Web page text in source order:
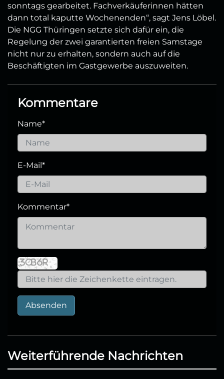
sonntags gearbeitet. Fachverkäuferinnen hätten
dann total kaputte Wochenenden“, sagt Jens Löbel.
Die NGG Thüringen setzte sich dafür ein, die
Regelung der zwei garantierten freien Samstage
nicht nur zu erhalten, sondern auch auf die
Beschäftigten im Gastgewerbe auszuweiten.
Kommentare
Name*
E-Mail*
Kommentar*
Absenden
Weiterführende Nachrichten